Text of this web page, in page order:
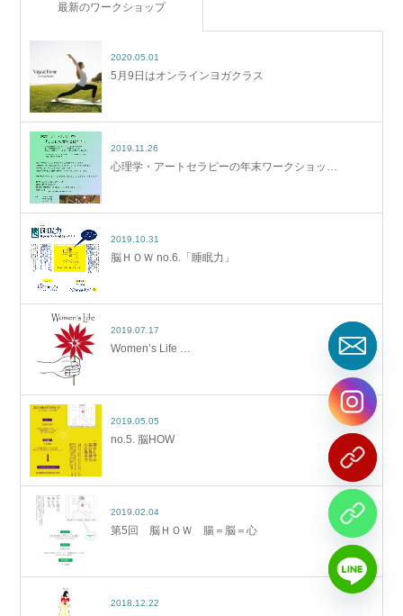
最新のワークショップ
2020.05.01
5月9日はオンラインヨガクラス
2019.11.26
心理学・アートセラピーの年末ワークショッ…
2019.10.31
脳ＨＯＷ no.6.「睡眠力」
2019.07.17
Women’s Life …
2019.05.05
no.5. 脳HOW
2019.02.04
第5回 脳ＨＯＷ 腸＝脳＝心
2018.12.22